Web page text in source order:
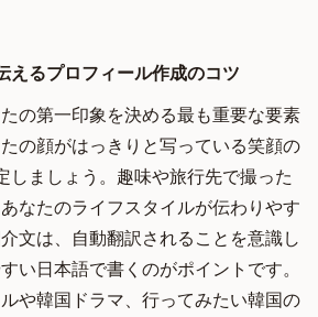
えるプロフィール作成のコツ
の第一印象を決める最も重要な要素
の顔がはっきりと写っている笑顔の
しましょう。趣味や旅行先で撮った
なたのライフスタイルが伝わりやす
文は、自動翻訳されることを意識し
い日本語で書くのがポイントです。
や韓国ドラマ、行ってみたい韓国の